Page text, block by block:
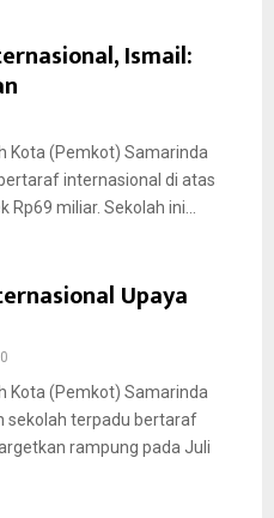
Ismail:
Kota (Pemkot) Samarinda
internasional di atas
miliar. Sekolah ini...
Upaya
0
Kota (Pemkot) Samarinda
sekolah terpadu bertaraf
rampung pada Juli